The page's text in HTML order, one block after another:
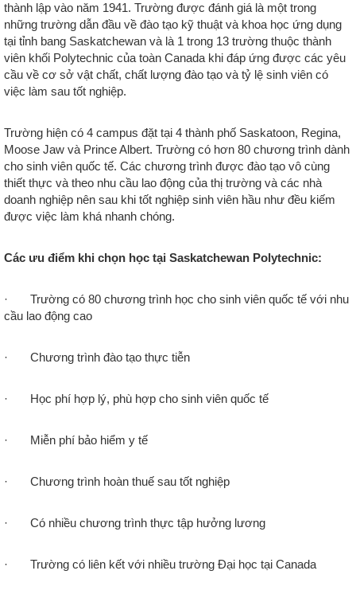
thành lập vào năm 1941. Trường được đánh giá là một trong
những trường dẫn đầu về đào tạo kỹ thuật và khoa học ứng dụng
tại tỉnh bang Saskatchewan và là 1 trong 13 trường thuộc thành
viên khối Polytechnic của toàn Canada khi đáp ứng được các yêu
cầu về cơ sở vật chất, chất lượng đào tạo và tỷ lệ sinh viên có
việc làm sau tốt nghiệp.
Trường hiện có 4 campus đặt tại 4 thành phố Saskatoon, Regina,
Moose Jaw và Prince Albert. Trường có hơn 80 chương trình dành
cho sinh viên quốc tế. Các chương trình được đào tạo vô cùng
thiết thực và theo nhu cầu lao động của thị trường và các nhà
doanh nghiệp nên sau khi tốt nghiệp sinh viên hầu như đều kiếm
được việc làm khá nhanh chóng.
Các ưu điểm khi chọn học tại Saskatchewan Polytechnic:
· Trường có 80 chương trình học cho sinh viên quốc tế với nhu
cầu lao động cao
· Chương trình đào tạo thực tiễn
· Học phí hợp lý, phù hợp cho sinh viên quốc tế
· Miễn phí bảo hiểm y tế
· Chương trình hoàn thuế sau tốt nghiệp
· Có nhiều chương trình thực tập hưởng lương
· Trường có liên kết với nhiều trường Đại học tại Canada